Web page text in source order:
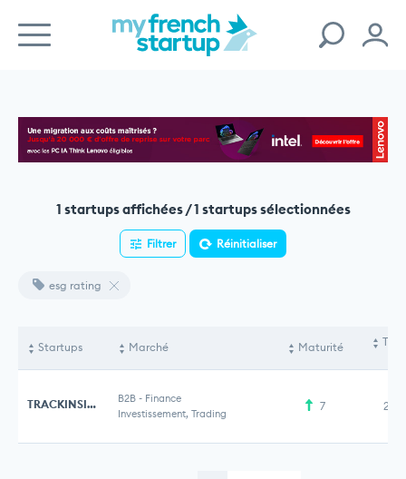
1 startups affichées / 1 startups sélectionnées
Filtrer Réinitialiser
esg rating
Startups Marché Maturité
TRACKINSIGHT B2B - Finance
Investissement, Trading
7